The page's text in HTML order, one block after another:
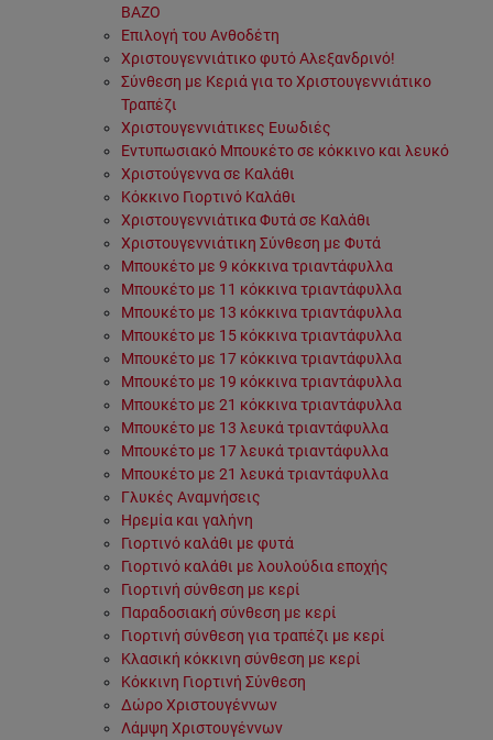
ΒΑΖΟ
Επιλογή του Ανθοδέτη
Χριστουγεννιάτικο φυτό Αλεξανδρινό!
Σύνθεση με Κεριά για το Χριστουγεννιάτικο
Τραπέζι
Χριστουγεννιάτικες Ευωδιές
Εντυπωσιακό Μπουκέτο σε κόκκινο και λευκό
Χριστούγεννα σε Καλάθι
Κόκκινο Γιορτινό Καλάθι
Χριστουγεννιάτικα Φυτά σε Καλάθι
Χριστουγεννιάτικη Σύνθεση με Φυτά
Μπουκέτο με 9 κόκκινα τριαντάφυλλα
Μπουκέτο με 11 κόκκινα τριαντάφυλλα
Μπουκέτο με 13 κόκκινα τριαντάφυλλα
Μπουκέτο με 15 κόκκινα τριαντάφυλλα
Μπουκέτο με 17 κόκκινα τριαντάφυλλα
Μπουκέτο με 19 κόκκινα τριαντάφυλλα
Μπουκέτο με 21 κόκκινα τριαντάφυλλα
Μπουκέτο με 13 λευκά τριαντάφυλλα
Μπουκέτο με 17 λευκά τριαντάφυλλα
Μπουκέτο με 21 λευκά τριαντάφυλλα
Γλυκές Αναμνήσεις
Ηρεμία και γαλήνη
Γιορτινό καλάθι με φυτά
Γιορτινό καλάθι με λουλούδια εποχής
Γιορτινή σύνθεση με κερί
Παραδοσιακή σύνθεση με κερί
Γιορτινή σύνθεση για τραπέζι με κερί
Κλασική κόκκινη σύνθεση με κερί
Κόκκινη Γιορτινή Σύνθεση
Δώρο Χριστουγέννων
Λάμψη Χριστουγέννων